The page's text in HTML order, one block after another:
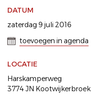
DATUM
zaterdag 9 juli 2016
toevoegen in agenda
LOCATIE
Harskamperweg
3774 JN Kootwijkerbroek